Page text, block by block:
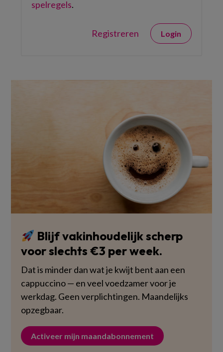
spelregels.
Registreren Login
Blijf vakinhoudelijk scherp
voor slechts €3 per week.
Dat is minder dan wat je kwijt bent aan een
cappuccino — en veel voedzamer voor je
werkdag. Geen verplichtingen. Maandelijks
opzegbaar.
Activeer mijn maandabonnement